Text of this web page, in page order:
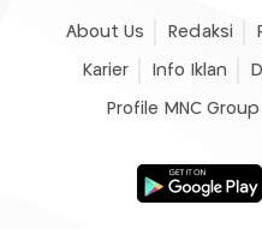
About Us Redaksi
Karier Info Iklan
Profile MNC Group